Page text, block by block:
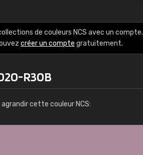
de couleurs NCS avec un compte.
créer un compte gratuitement.
R30B
cette couleur NCS: